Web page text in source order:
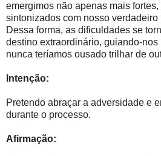
emergimos não apenas mais
sintonizados com nosso
Dessa forma, as dificuldades se
destino extraordinário, guiando-
nunca teríamos ousado trilhar de
Intenção:
Pretendo abraçar a adversidade e
durante o processo.
Afirmação: